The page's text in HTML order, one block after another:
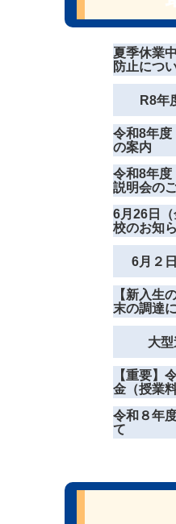
夏季休業
防止につ
R8年
令和8年
の案内
令和8年
説明会の
6月26日
校のお知
6月２
【新入生
末の調達
大
【重要】
金（授業
令和８年
て